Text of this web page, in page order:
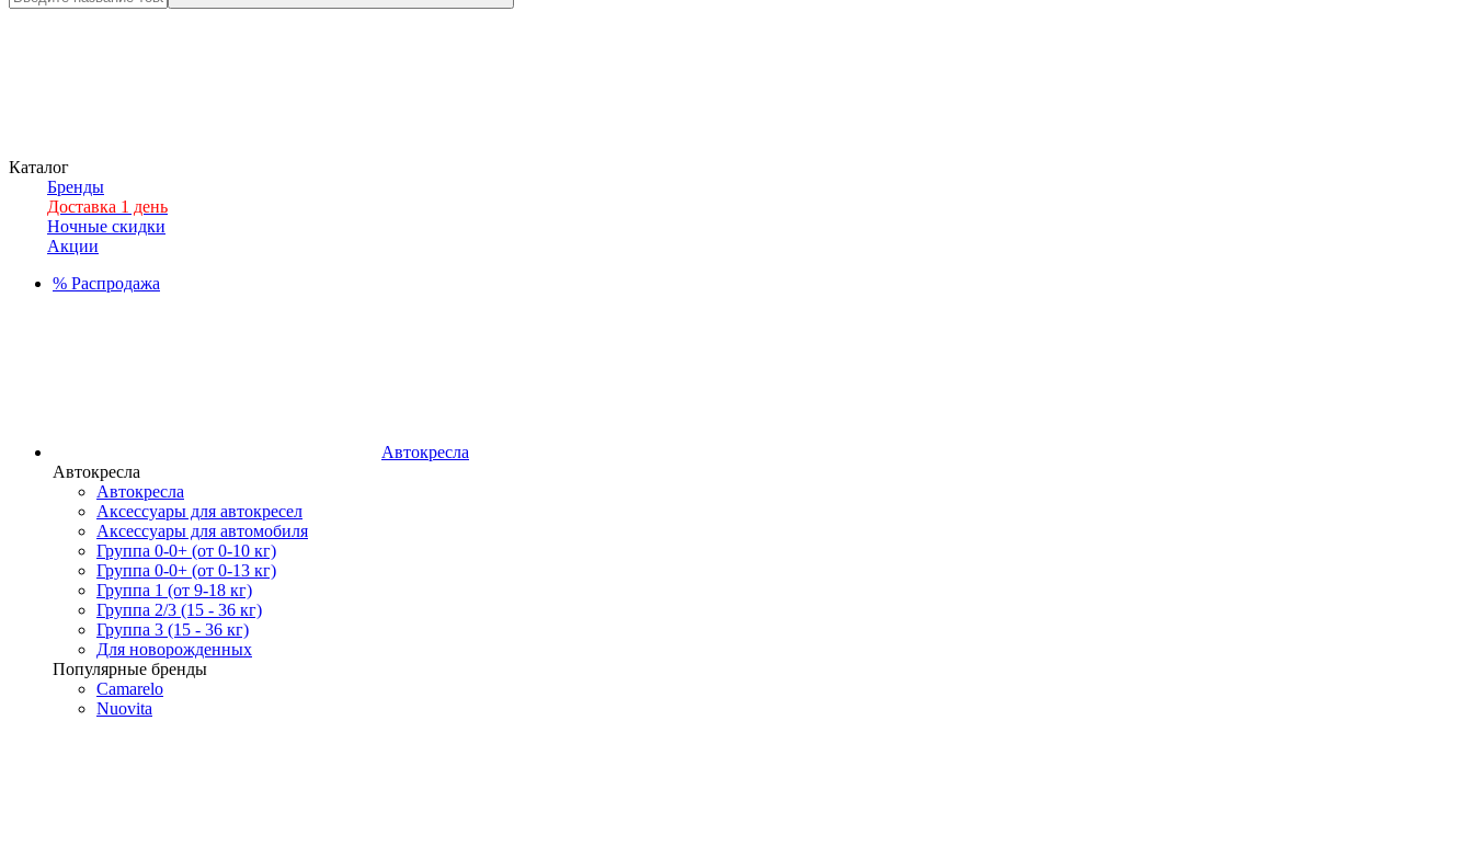
Каталог
Бренды
Доставка 1 день
Ночные скидки
Акции
% Распродажа
Автокресла
Автокресла
Автокресла
Аксессуары для автокресел
Аксессуары для автомобиля
Группа 0-0+ (от 0-10 кг)
Группа 0-0+ (от 0-13 кг)
Группа 1 (от 9-18 кг)
Группа 2/3 (15 - 36 кг)
Группа 3 (15 - 36 кг)
Для новорожденных
Популярные бренды
Camarelo
Nuovita